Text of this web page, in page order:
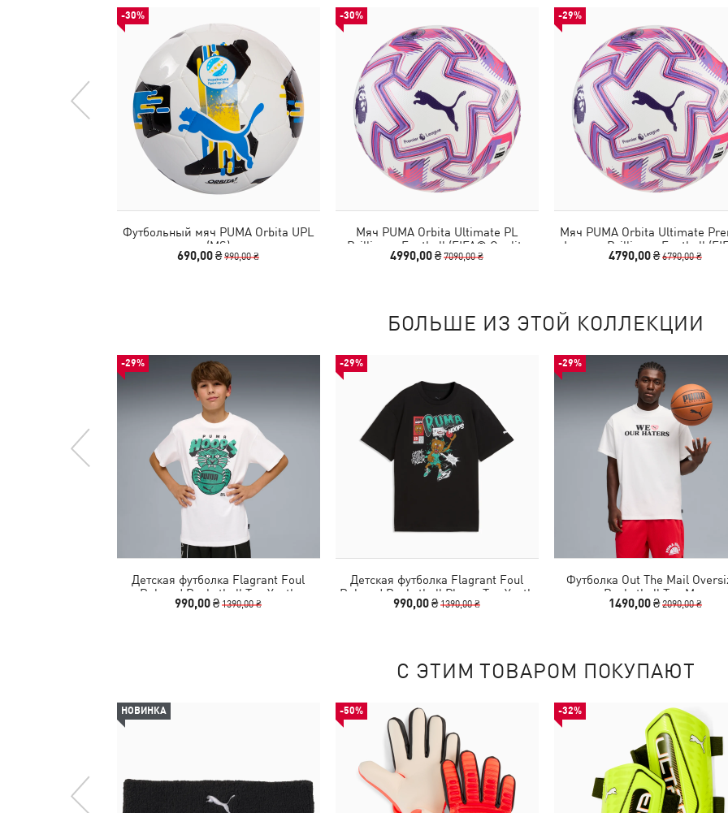
-30%
Футбольный мяч PUMA Orbita UPL
(MS)
690,00 ₴990,00 ₴
-30%
Мяч PUMA Orbita Ultimate PL
Brilliance Football (FIFA® Quality
Pro)
4990,00 ₴7090,00 ₴
-29%
Мяч PUMA Orbita Ultimate
League Brilliance Football
Quality Pro)
4790,00 ₴6790,00 ₴
БОЛЬШЕ ИЗ ЭТОЙ КОЛЛЕКЦИИ
-29%
Детская футболка Flagrant Foul
Relaxed Basketball Tee Youth
990,00 ₴1390,00 ₴
-29%
Детская футболка Flagrant Foul
Relaxed Basketball Player Tee Youth
990,00 ₴1390,00 ₴
-29%
Футболка Out The Mail
Basketball Tee Men
1490,00 ₴2090,00 ₴
С ЭТИМ ТОВАРОМ ПОКУПАЮТ
НОВИНКА -50% -32%